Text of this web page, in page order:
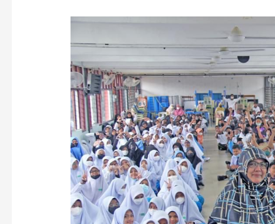
Negeri
Sembilan
–
Bahaya
Pornografi